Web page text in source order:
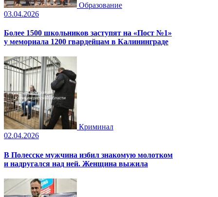
Образование
03.04.2026
Более 1500 школьников заступят на «Пост №1»
у мемориала 1200 гвардейцам в Калининграде
Криминал
02.04.2026
В Полесске мужчина избил знакомую молотком
и надругался над ней. Женщина выжила